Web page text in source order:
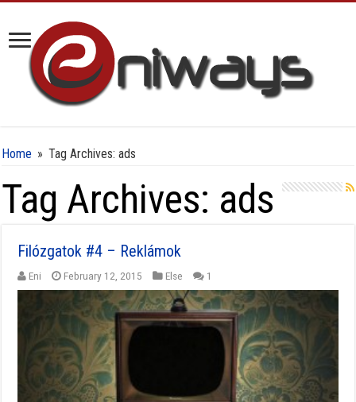
Home » Tag Archives: ads
Tag Archives: ads
Filózgatok #4 – Reklámok
Eni February 12, 2015 Else 1